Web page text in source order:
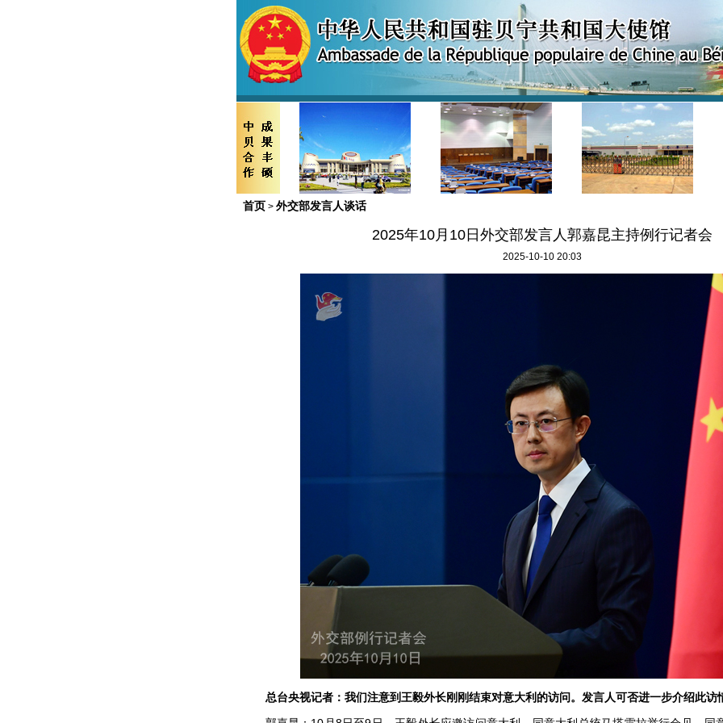
首页 > 外交部发言人谈话
2025年10月10日外交部发言人郭嘉昆主持例行记者会
2025-10-10 20:03
总台央视记者：我们注意到王毅外长刚刚结束对意大利的访问。发言人可否进一步介绍此访